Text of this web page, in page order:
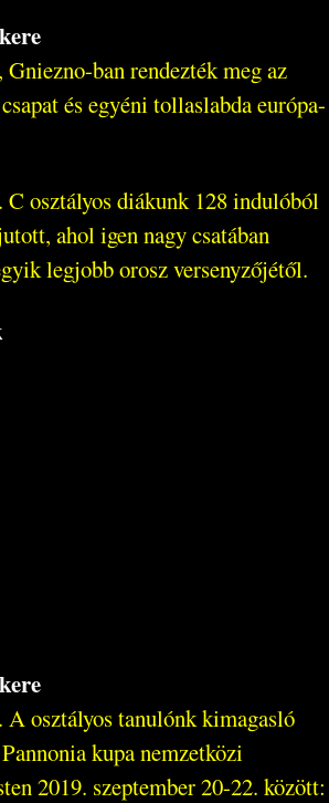
ban rendezték meg az
és egyéni tollaslabda európa-
osztályos diákunk 128 indulóból
ahol igen nagy csatában
legjobb orosz versenyzőjétől.
A osztályos tanulónk kimagasló
kupa nemzetközi
2019. szeptember 20-22. között: